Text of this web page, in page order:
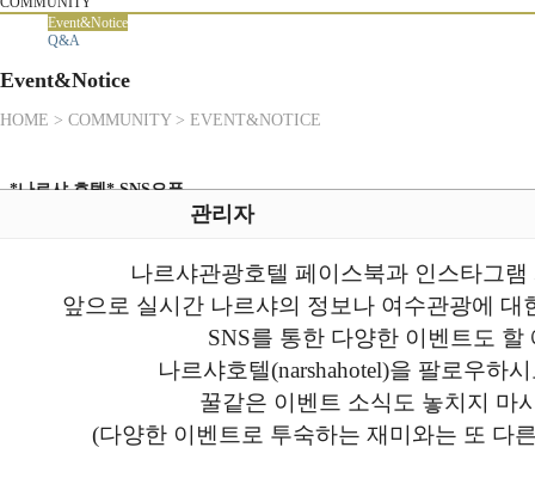
Event&Notice
Q&A
Event&Notice
HOME > COMMUNITY > EVENT&NOTICE
*나르샤 호텔* SNS오픈-
관리자
나르샤관광호텔 페이스북과 인스타그
앞으로 실시간 나르샤의 정보나 여수관광에 대
SNS를 통한 다양한 이벤트도 할
나르샤호텔(narshahotel)을 팔로우하
꿀같은 이벤트 소식도 놓치지 마
(다양한 이벤트로 투숙하는 재미와는 또 다